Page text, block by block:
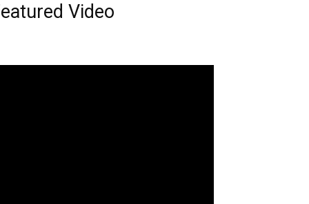
Video